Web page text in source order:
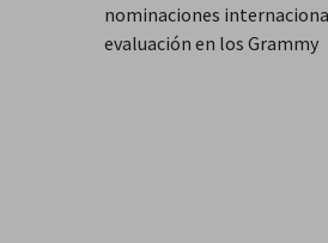
nominaciones
evaluación en los Grammy